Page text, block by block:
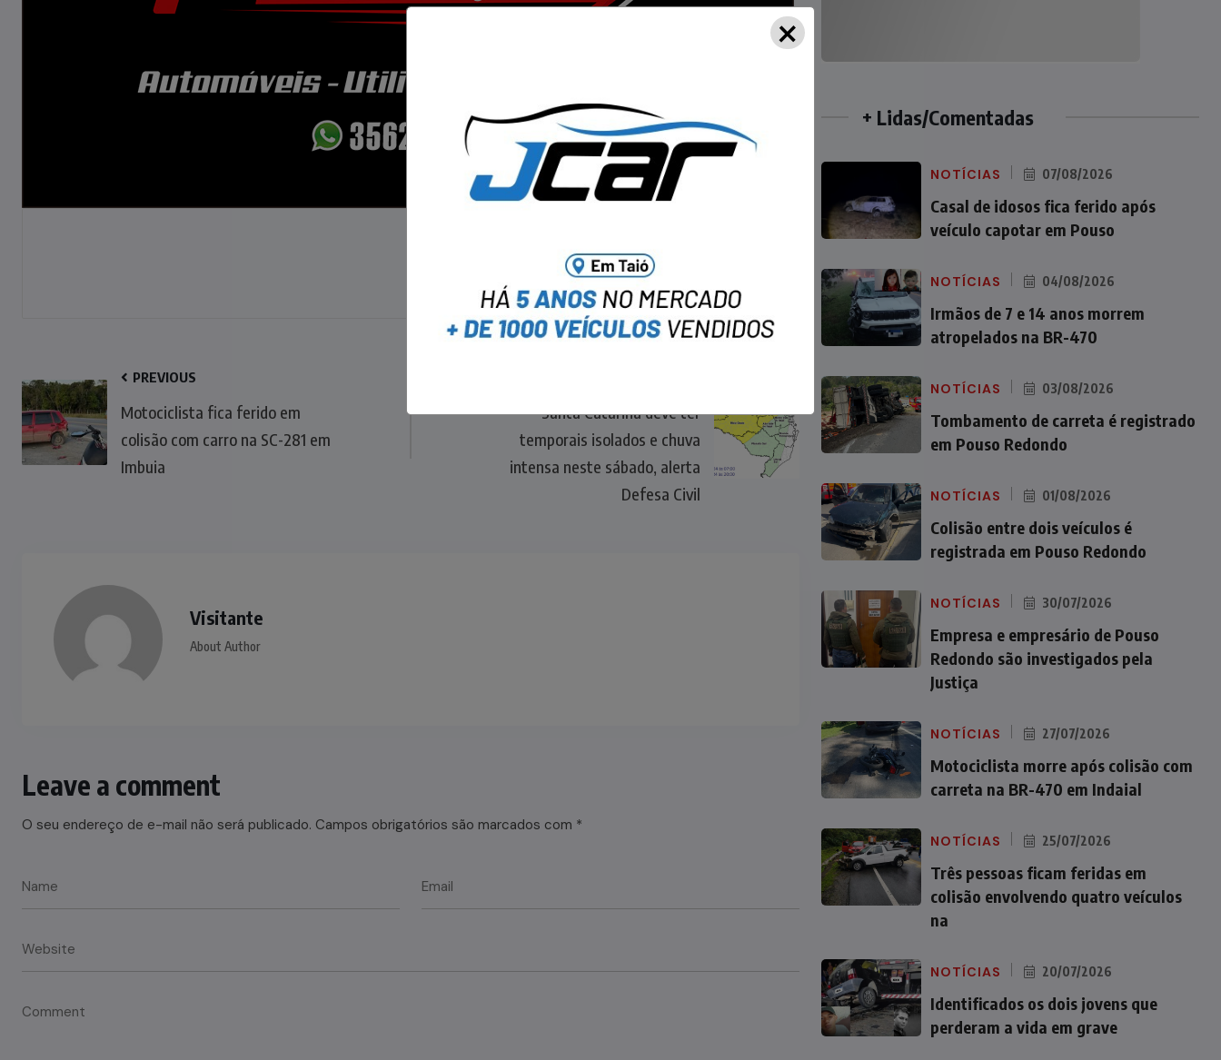
PREVIOUS
Motociclista fica ferido em
colisão com carro na SC-281 em
Imbuia
Santa Catarina deve ter
temporais isolados e chuva
intensa neste sábado, alerta
Defesa Civil
Visitante
About Author
Leave a comment
O seu endereço de e-mail não será publicado. Campos obrigatórios são marcados com *
+ Lidas/Comentadas
NOTÍCIAS 07/08/2026
Casal de idosos fica ferido após
veículo capotar em Pouso
NOTÍCIAS 04/08/2026
Irmãos de 7 e 14 anos morrem
atropelados na BR-470
NOTÍCIAS 03/08/2026
Tombamento de carreta é registrado
em Pouso Redondo
NOTÍCIAS 01/08/2026
Colisão entre dois veículos é
registrada em Pouso Redondo
NOTÍCIAS 30/07/2026
Empresa e empresário de Pouso
Redondo são investigados pela
Justiça
NOTÍCIAS 27/07/2026
Motociclista morre após colisão com
carreta na BR-470 em Indaial
NOTÍCIAS 25/07/2026
Três pessoas ficam feridas em
colisão envolvendo quatro veículos
na
NOTÍCIAS 20/07/2026
Identificados os dois jovens que
perderam a vida em grave
×